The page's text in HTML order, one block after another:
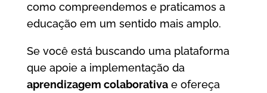
como compreendemos e praticamos a
educação em um sentido mais amplo.
Se você está buscando uma plataforma
que apoie a implementação da
aprendizagem colaborativae ofereça